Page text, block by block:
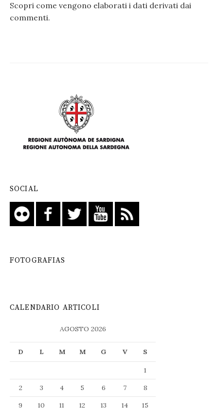
Scopri come vengono elaborati i dati derivati dai
commenti.
SOCIAL
FOTOGRAFIAS
CALENDARIO ARTICOLI
AGOSTO 2026
D L M M G V S
1
2
3 4 5 6 7
8
9
10 11 12 13 14
15